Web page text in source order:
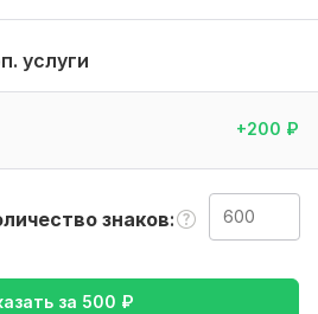
пришлите мне конкретные
слова, также и с переводом
Туризм и путешествия
услуги
+200 ₽
знаков
за 500 ₽